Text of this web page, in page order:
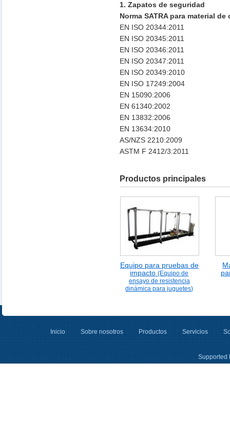
1. Zapatos de seguridad
Norma SATRA para material de
EN ISO 20344:2011
EN ISO 20345:2011
EN ISO 20346:2011
EN ISO 20347:2011
EN ISO 20349:2010
EN ISO 17249:2004
EN 15090:2006
EN 61340:2002
EN 13832:2006
EN 13634:2010
AS/NZS 2210:2009
ASTM F 2412/3:2011
Productos principales
Equipo para pruebas de
impacto(Equipo de
ensayo de resistencia
dinámica para juguetes)
Inicio Sobre nosotros Productos Servicios
Supported